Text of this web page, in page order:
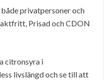
privatpersoner och
Prisad och CDON
citronsyra i
livslängd och se till att